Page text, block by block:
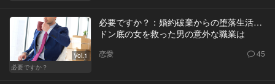
Vol.1
必要ですか？
必要ですか？：婚約破棄からの堕落生活…
ドン底の女を救った男の意外な職業は
恋愛 45